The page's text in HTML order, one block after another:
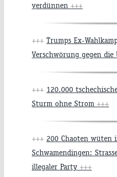
verdünnen +++
+++ Trumps Ex-
Verschwörung gegen die
+++ 120.000
Sturm ohne Strom +++
+++ 200 Chaoten wüten
Schwamendingen:
illegaler Party +++